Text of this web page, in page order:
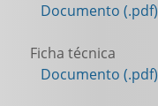
Documento (.pdf)
Ficha técnica
Documento (.pdf)